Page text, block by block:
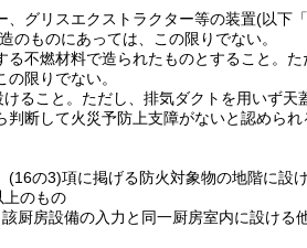
、グリスエクストラクター等の装置(以下
のものにあっては、この限りでない。
不燃材料で造られたものとすること。 た
限りでない。
ること。 ただし、排気ダクトを用いず天
断して火災予防上支障がないと認められ
(16の3)項に掲げる防火対象物の地階に設
上のもの
厨房設備の入力と同一厨房室内に設ける